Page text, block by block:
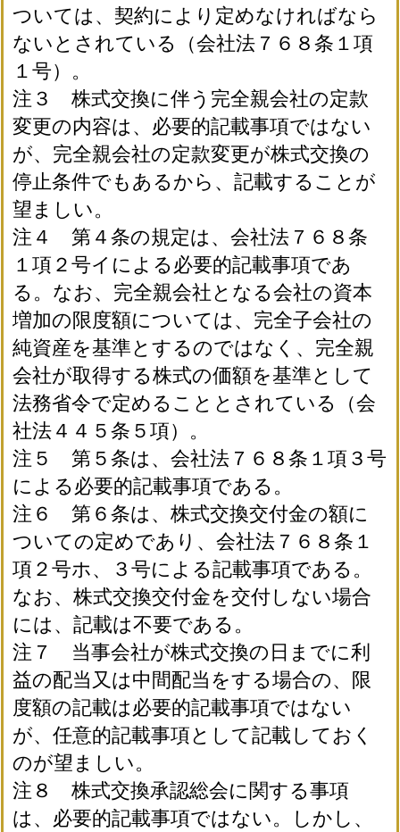
ついては、契約により定めなければなら
ないとされている（会社法７６８条１項
１号）。
注３ 株式交換に伴う完全親会社の定款
変更の内容は、必要的記載事項ではない
が、完全親会社の定款変更が株式交換の
停止条件でもあるから、記載することが
望ましい。
注４ 第４条の規定は、会社法７６８条
１項２号イによる必要的記載事項であ
る。なお、完全親会社となる会社の資本
増加の限度額については、完全子会社の
純資産を基準とするのではなく、完全親
会社が取得する株式の価額を基準として
法務省令で定めることとされている（会
社法４４５条５項）。
注５ 第５条は、会社法７６８条１項３号
による必要的記載事項である。
注６ 第６条は、株式交換交付金の額に
ついての定めであり、会社法７６８条１
項２号ホ、３号による記載事項である。
なお、株式交換交付金を交付しない場合
には、記載は不要である。
注７ 当事会社が株式交換の日までに利
益の配当又は中間配当をする場合の、限
度額の記載は必要的記載事項ではない
が、任意的記載事項として記載しておく
のが望ましい。
注８ 株式交換承認総会に関する事項
は、必要的記載事項ではない。しかし、